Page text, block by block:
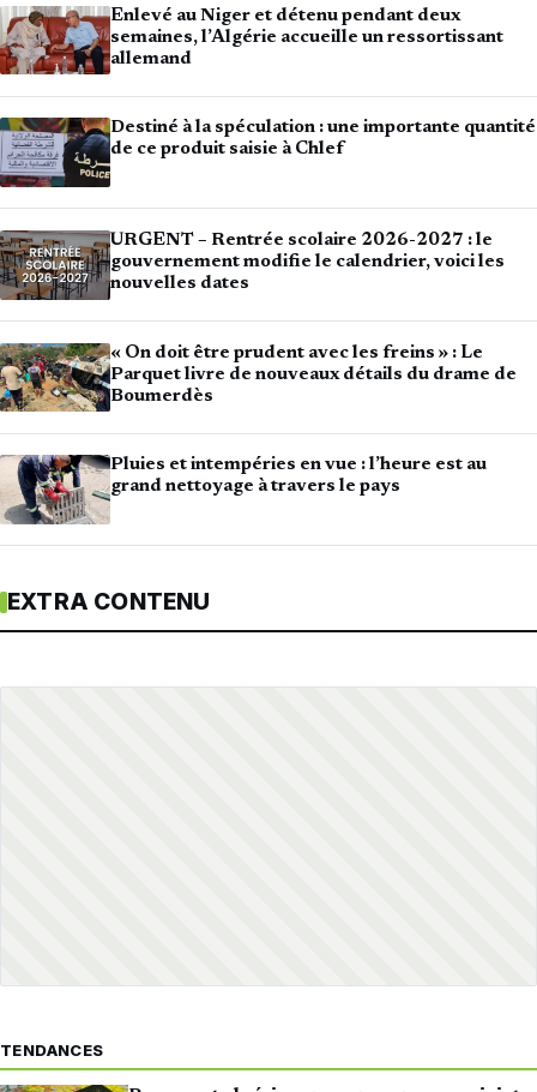
Enlevé au Niger et détenu pendant deux
semaines, l’Algérie accueille un ressortissant
allemand
Destiné à la spéculation : une importante quantité
de ce produit saisie à Chlef
URGENT – Rentrée scolaire 2026-2027 : le
gouvernement modifie le calendrier, voici les
nouvelles dates
« On doit être prudent avec les freins » : Le
Parquet livre de nouveaux détails du drame de
Boumerdès
Pluies et intempéries en vue : l’heure est au
grand nettoyage à travers le pays
EXTRA CONTENU
TENDANCES